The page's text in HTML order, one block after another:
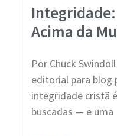
Acima da
Por Chuck
editorial para blog
integridade cristã
buscadas — e uma